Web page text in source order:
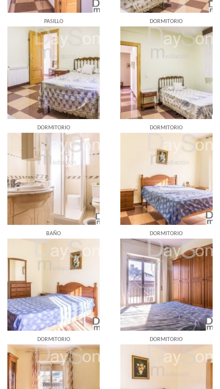
PASILLO DORMITORIO
DORMITORIO DORMITORIO
BAÑO DORMITORIO
DORMITORIO DORMITORIO